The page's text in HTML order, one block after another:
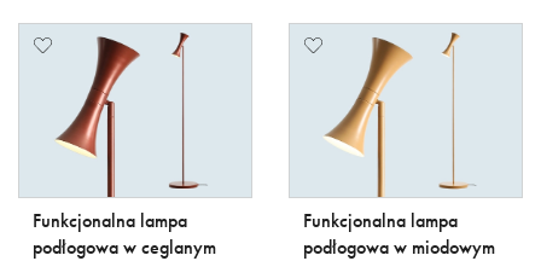
Funkcjonalna lampa
podłogowa w ceglanym
Funkcjonalna lampa
podłogowa w miodowym